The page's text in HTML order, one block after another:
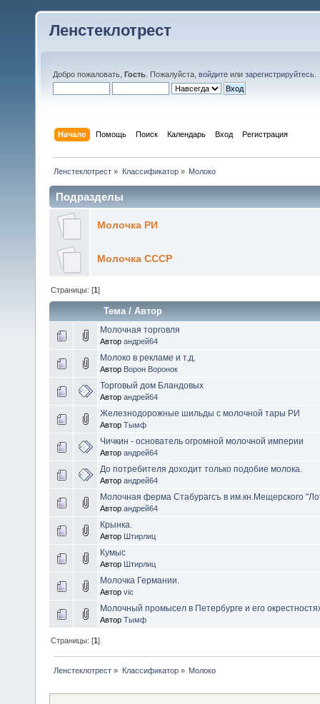
Ленстеклотрест
Добро пожаловать, Гость . Пожалуйста, войдите или зарегистрируйтесь
Начало Помощь Поиск Календарь Вход Регистрация
Ленстеклотрест » Классификатор» Молоко
Подразделы
Молочка РИ
Молочка СССР
Страницы: [1]
Тема/Автор
Молочная торговля
Автор андрей64
Молоко в рекламе и т.д.
Автор Ворон Воронок
Торговый дом Бландовых
Автор андрей64
Железнодорожные шильды с молочной тары РИ
Автор Тымф
Чичкин - основатель огромной молочной империи
Автор андрей64
До потребителя доходит только подобие молока.
Автор андрей64
Молочная ферма Стабурагсъ в им.кн.Мещерского
Автор андрей64
Крынка.
Автор Штирлиц
Кумыс
Автор Штирлиц
Молочка Германии.
Автор vic
Молочный промысел в Петербурге и его
Автор Тымф
Страницы: [1]
Ленстеклотрест » Классификатор» Молоко